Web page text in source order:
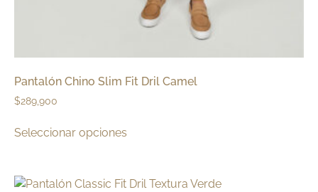
Pantalón Chino Slim Fit Dril Camel
$289,900
Seleccionar opciones